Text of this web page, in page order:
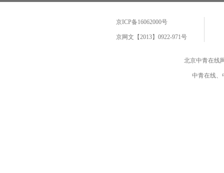
京ICP备16062000号
京网文【2013】0922-971号
北京中青在线
中青在线、